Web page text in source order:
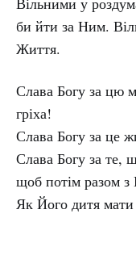
би йти за Ним.
Життя.
Слава Богу за цю
гріха!
Слава Богу за це
Слава Богу за те,
щоб потім разом
Як Його дитя